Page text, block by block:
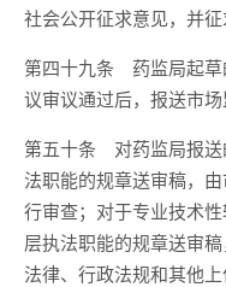
社会公开征求意见，并征
第四十九条 药监局起草
议审议通过后，报送市场
第五十条 对药监局报送
法职能的规章送审稿，
行审查；对于专业技术
层执法职能的规章送审
法律、行政法规和其他